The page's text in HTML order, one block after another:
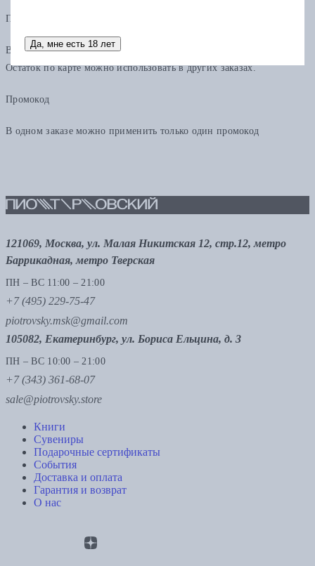
Подарочная карта
В одном заказе можно применить только одну подарочную карту.
Остаток по карте можно использовать в других заказах.
Промокод
В одном заказе можно применить только один промокод
121069, Москва, ул. Малая Никитская 12, стр.12, метро
Баррикадная, метро Тверская
ПН – ВС 11:00 – 21:00
+7 (495) 229-75-47
piotrovsky.msk@gmail.com
105082, Екатеринбург, ул. Бориса Ельцина, д. 3
ПН – ВС 10:00 – 21:00
+7 (343) 361-68-07
sale@piotrovsky.store
Книги
Сувениры
Подарочные сертификаты
События
Доставка и оплата
Гарантия и возврат
О нас
Да, мне есть 18 лет